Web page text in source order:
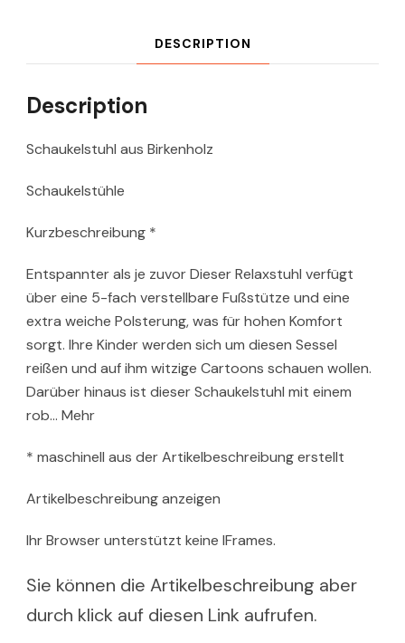
DESCRIPTION
Description
Schaukelstuhl aus Birkenholz
Schaukelstühle
Kurzbeschreibung *
Entspannter als je zuvor Dieser Relaxstuhl verfügt
über eine 5-fach verstellbare Fußstütze und eine
extra weiche Polsterung, was für hohen Komfort
sorgt. Ihre Kinder werden sich um diesen Sessel
reißen und auf ihm witzige Cartoons schauen wollen.
Darüber hinaus ist dieser Schaukelstuhl mit einem
rob… Mehr
* maschinell aus der Artikelbeschreibung erstellt
Artikelbeschreibung anzeigen
Ihr Browser unterstützt keine IFrames.
Sie können die Artikelbeschreibung aber
durch klick auf diesen Link aufrufen.